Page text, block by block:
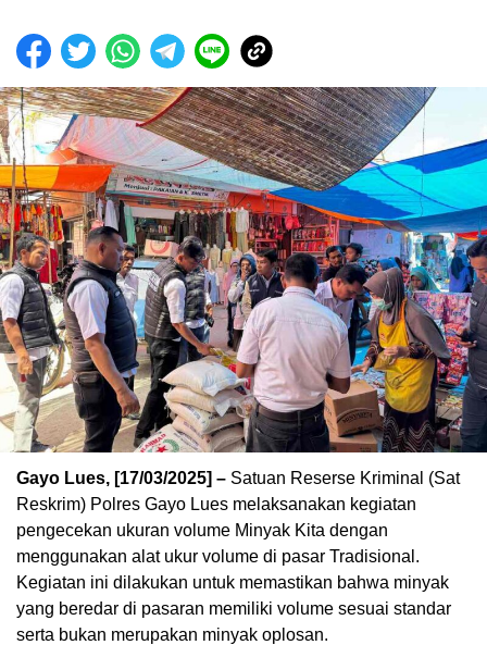
Gayo Lues, [17/03/2025] – Satuan Reserse Kriminal (Sat
Reskrim) Polres Gayo Lues melaksanakan kegiatan
pengecekan ukuran volume Minyak Kita dengan
menggunakan alat ukur volume di pasar Tradisional.
Kegiatan ini dilakukan untuk memastikan bahwa minyak
yang beredar di pasaran memiliki volume sesuai standar
serta bukan merupakan minyak oplosan.